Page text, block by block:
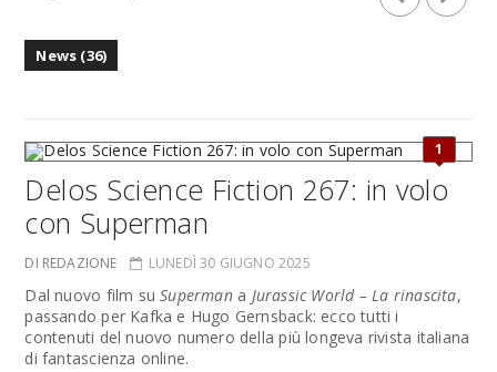
News (36)
1
Delos Science Fiction 267: in volo
con Superman
DI REDAZIONE LUNEDÌ 30 GIUGNO 2025
Dal nuovo film suSupermana Jurassic World – La rinascita,
passando per Kafka e Hugo Gernsback: ecco tutti i
contenuti del nuovo numero della più longeva rivista italiana
di fantascienza online.